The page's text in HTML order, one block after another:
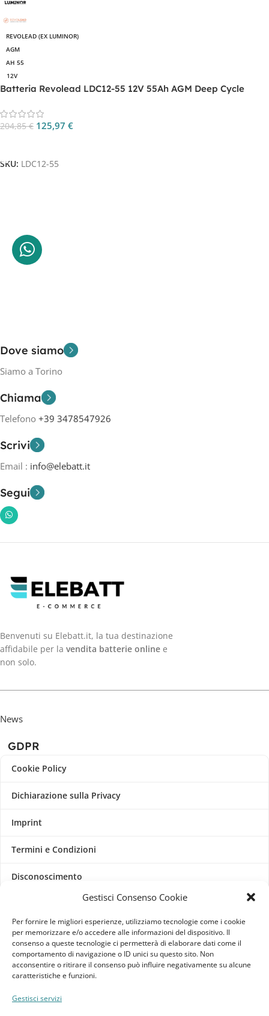
Gestisci Consenso Cookie
Per fornire le migliori esperienze, utilizziamo tecnologie come i cookie
per memorizzare e/o accedere alle informazioni del dispositivo. Il
consenso a queste tecnologie ci permetterà di elaborare dati come il
comportamento di navigazione o ID unici su questo sito. Non
acconsentire o ritirare il consenso può influire negativamente su alcune
caratteristiche e funzioni.
Gestisci servizi
REVOLEAD (EX LUMINOR)
AGM
AH 55
12V
Batteria Revolead LDC12-55 12V 55Ah AGM Deep Cycle
204,85€ 125,97 €
SKU: LDC12-55
Dove siamo
Siamo a Torino
Chiama
Telefono +39 3478547926
Scrivi
Email : info@elebatt.it
Segui
Benvenuti su Elebatt.it, la tua destinazione
affidabile per la vendita batterie online e
non solo.
News
GDPR
Cookie Policy
Dichiarazione sulla Privacy
Imprint
Termini e Condizioni
Disconoscimento
Raffrescatori Evaporativi Industriali
CLIENTE